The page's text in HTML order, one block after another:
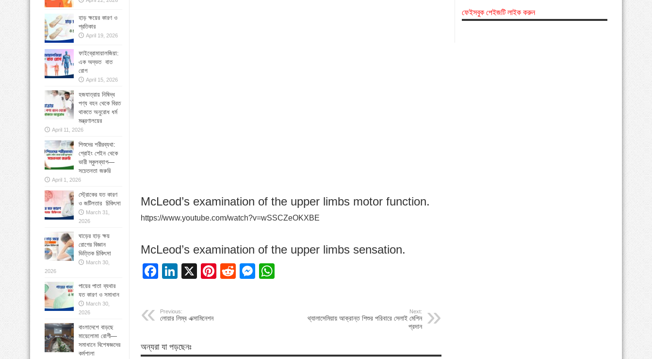
»বাংলাদেশে বাড়ছে মায়েলোমা রোগী—সমাধানে বিশেষজ্ঞদের কর্মশালা
»কোমরব্যথা কেন হয়, কীভাবে এড়াবেন
McLeod’s examination of the upper limbs motor function.
https://www.youtube.com/watch?v=wSSCZeOKXBE
McLeod’s examination of the upper limbs sensation.
Facebook
LinkedIn
X Pinterest
RedditMessenger
Previous:
লোয়ার লিম্ব এক্সামিনেশন
Next:
থ্যালাসেমিয়ায় আক্রান্ত শিশুর পরিবারে সেলাই মেশিন
প্রদান
অন্যরা যা পড়ছেনঃ
হাড় ক্ষয়ের কারণ ও
প্রতিকার
April 19, 2026
ফাইব্রোমায়ালজিয়া:
এক অদ্ভত বাত
রোগ
April 15, 2026
হজযাত্রায় নিষিদ্ধ
পণ্য বহন থেকে বিরত
থাকতে অনুরোধ ধর্ম
মন্ত্রণালয়ের
April 11, 2026
শিশুদের শরীরব্যথা:
গ্রোইং পেইন থেকে
ভারী স্কুলব্যাগ—
সচেতনতা জরুরি
April 1, 2026
স্ট্রোকের যত কারণ
ও জটিলতার চিকিৎসা
March 31,
2026
ঘাড়ের হাড় ক্ষয়
রোগের বিজ্ঞান
ভিত্তিক চিকিৎসা
March 30,
2026
পায়ের পাতা ব্যথার
যত কারণ ও সমাধান
March 30,
2026
বাংলাদেশে বাড়ছে
মায়েলোমা রোগী—
সমাধানে বিশেষজ্ঞদের
কর্মশালা
ফেইসবুক পেইজটি লাইক করুন